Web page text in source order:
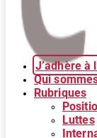
J’adhère à
Qui
Rubriques
Luttes